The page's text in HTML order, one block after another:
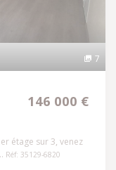
7
146 000 €
étage sur 3, venez
Réf: 35129-6820